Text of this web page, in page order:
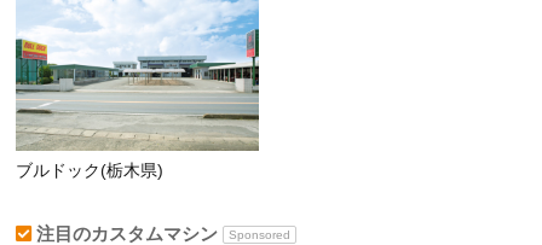
ブルドック(栃木県)
注目のカスタムマシン Sponsored